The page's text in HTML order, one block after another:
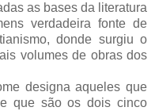
as bases da literatura
verdadeira fonte de
donde surgiu o
volumes de obras dos
designa aqueles que
que são os dois cinco